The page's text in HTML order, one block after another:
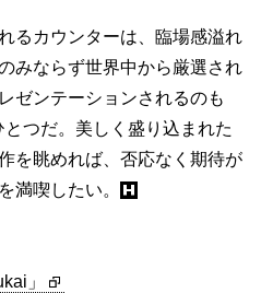
るカウンターは、臨場感溢れ
みならず世界中から厳選され
ゼンテーションされるのも
とつだ。美しく盛り込まれた
を眺めれば、否応なく期待が
満喫したい。
」